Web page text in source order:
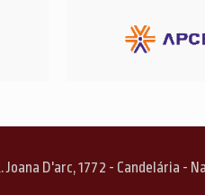
Joana D'arc, 1772 - Candelária -